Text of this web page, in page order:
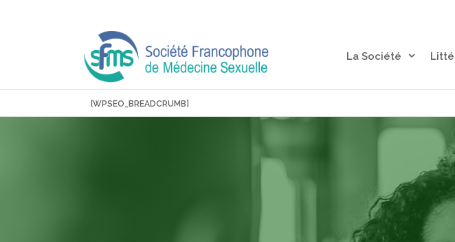
La Société
[WPSEO_BREADCRUMB]